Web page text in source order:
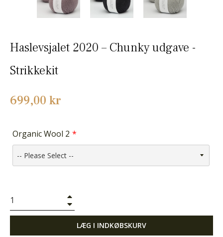
Haslevsjalet 2020 – Chunky udgave -
Strikkekit
Normalpris
699,00 kr
Organic Wool 2
LÆG I INDKØBSKURV